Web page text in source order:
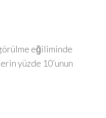
eğiliminde
yüzde 10’unun